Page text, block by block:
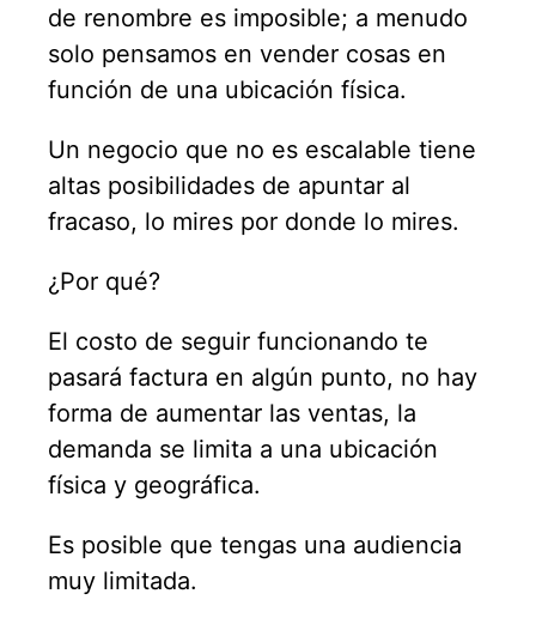
de renombre es imposible; a menudo
solo pensamos en vender cosas en
función de una ubicación física.
Un negocio que no es escalable tiene
altas posibilidades de apuntar al
fracaso, lo mires por donde lo mires.
¿Por qué?
El costo de seguir funcionando te
pasará factura en algún punto, no hay
forma de aumentar las ventas, la
demanda se limita a una ubicación
física y geográfica.
Es posible que tengas una audiencia
muy limitada.